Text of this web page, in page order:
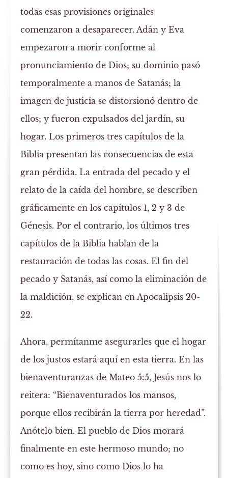
todas esas provisiones originales
comenzaron a desaparecer. Adán y Eva
empezaron a morir conforme al
pronunciamiento de Dios; su dominio pasó
temporalmente a manos de Satanás; la
imagen de justicia se distorsionó dentro de
ellos; y fueron expulsados del jardín, su
hogar. Los primeros tres capítulos de la
Biblia presentan las consecuencias de esta
gran pérdida. La entrada del pecado y el
relato de la caída del hombre, se describen
gráficamente en los capítulos 1, 2 y 3 de
Génesis. Por el contrario, los últimos tres
capítulos de la Biblia hablan de la
restauración de todas las cosas. El fin del
pecado y Satanás, así como la eliminación de
la maldición, se explican en Apocalipsis 20-
22.
Ahora, permítanme asegurarles que el hogar
de los justos estará aquí en esta tierra. En las
bienaventuranzas de Mateo 5:5, Jesús nos lo
reitera: “Bienaventurados los mansos,
porque ellos recibirán la tierra por heredad”.
Anótelo bien. El pueblo de Dios morará
finalmente en este hermoso mundo; no
como es hoy, sino como Dios lo ha